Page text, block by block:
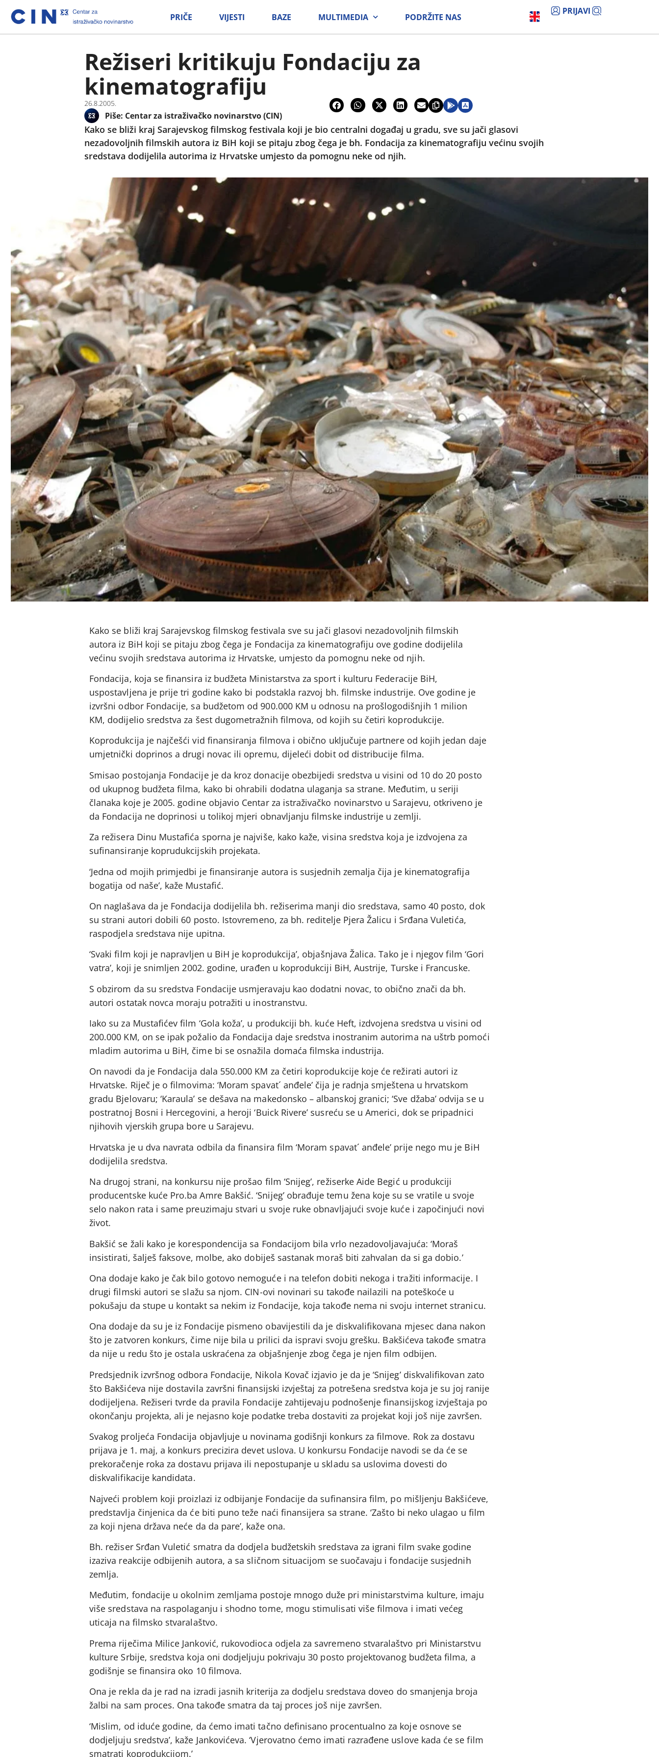
PRIČE VIJESTI BAZE MULTIMEDIA PODRŽITE NAS
PRIJAVI
Režiseri kritikuju Fondaciju za
kinematografiju
26.8.2005.
Piše: Centar za istraživačko novinarstvo (CIN)
Kako se bliži kraj Sarajevskog filmskog festivala koji je bio centralni događaj u gradu, sve su jači glasovi
nezadovoljnih filmskih autora iz BiH koji se pitaju zbog čega je bh. Fondacija za kinematografiju većinu svojih
sredstava dodijelila autorima iz Hrvatske umjesto da pomognu neke od njih.
Kako se bliži kraj Sarajevskog filmskog festivala sve su jači glasovi nezadovoljnih filmskih
autora iz BiH koji se pitaju zbog čega je Fondacija za kinematografiju ove godine dodijelila
većinu svojih sredstava autorima iz Hrvatske, umjesto da pomognu neke od njih.
Fondacija, koja se finansira iz budžeta Ministarstva za sport i kulturu Federacije BiH,
uspostavljena je prije tri godine kako bi podstakla razvoj bh. filmske industrije. Ove godine je
izvršni odbor Fondacije, sa budžetom od 900.000 KM u odnosu na prošlogodišnjih 1 milion
KM, dodijelio sredstva za šest dugometražnih filmova, od kojih su četiri koprodukcije.
Koprodukcija je najčešći vid finansiranja filmova i obično uključuje partnere od kojih jedan daje
umjetnički doprinos a drugi novac ili opremu, dijeleći dobit od distribucije filma.
Smisao postojanja Fondacije je da kroz donacije obezbijedi sredstva u visini od 10 do 20 posto
od ukupnog budžeta filma, kako bi ohrabili dodatna ulaganja sa strane. Međutim, u seriji
članaka koje je 2005. godine objavio Centar za istraživačko novinarstvo u Sarajevu, otkriveno je
da Fondacija ne doprinosi u tolikoj mjeri obnavljanju filmske industrije u zemlji.
Za režisera Dinu Mustafića sporna je najviše, kako kaže, visina sredstva koja je izdvojena za
sufinansiranje koprudukcijskih projekata.
‘Jedna od mojih primjedbi je finansiranje autora is susjednih zemalja čija je kinematografija
bogatija od naše’, kaže Mustafić.
On naglašava da je Fondacija dodijelila bh. režiserima manji dio sredstava, samo 40 posto, dok
su strani autori dobili 60 posto. Istovremeno, za bh. reditelje Pjera Žalicu i Srđana Vuletića,
raspodjela sredstava nije upitna.
‘Svaki film koji je napravljen u BiH je koprodukcija’, objašnjava Žalica. Tako je i njegov film ‘Gori
vatra’, koji je snimljen 2002. godine, urađen u koprodukciji BiH, Austrije, Turske i Francuske.
S obzirom da su sredstva Fondacije usmjeravaju kao dodatni novac, to obično znači da bh.
autori ostatak novca moraju potražiti u inostranstvu.
Iako su za Mustafićev film ‘Gola koža’, u produkciji bh. kuće Heft, izdvojena sredstva u visini od
200.000 KM, on se ipak požalio da Fondacija daje sredstva inostranim autorima na uštrb pomoći
mladim autorima u BiH, čime bi se osnažila domaća filmska industrija.
On navodi da je Fondacija dala 550.000 KM za četiri koprodukcije koje će režirati autori iz
Hrvatske. Riječ je o filmovima: ‘Moram spavat´ anđele’ čija je radnja smještena u hrvatskom
gradu Bjelovaru; ‘Karaula’ se dešava na makedonsko – albanskoj granici; ‘Sve džaba’ odvija se u
postratnoj Bosni i Hercegovini, a heroji ‘Buick Rivere’ susreću se u Americi, dok se pripadnici
njihovih vjerskih grupa bore u Sarajevu.
Hrvatska je u dva navrata odbila da finansira film ‘Moram spavat´ anđele’ prije nego mu je BiH
dodijelila sredstva.
Na drugoj strani, na konkursu nije prošao film ‘Snijeg’, režiserke Aide Begić u produkciji
producentske kuće Pro.ba Amre Bakšić. ‘Snijeg’ obrađuje temu žena koje su se vratile u svoje
selo nakon rata i same preuzimaju stvari u svoje ruke obnavljajući svoje kuće i započinjući novi
život.
Bakšić se žali kako je korespondencija sa Fondacijom bila vrlo nezadovoljavajuća: ‘Moraš
insistirati, šalješ faksove, molbe, ako dobiješ sastanak moraš biti zahvalan da si ga dobio.’
Ona dodaje kako je čak bilo gotovo nemoguće i na telefon dobiti nekoga i tražiti informacije. I
drugi filmski autori se slažu sa njom. CIN-ovi novinari su takođe nailazili na poteškoće u
pokušaju da stupe u kontakt sa nekim iz Fondacije, koja takođe nema ni svoju internet stranicu.
Ona dodaje da su je iz Fondacije pismeno obavijestili da je diskvalifikovana mjesec dana nakon
što je zatvoren konkurs, čime nije bila u prilici da ispravi svoju grešku. Bakšićeva takođe smatra
da nije u redu što je ostala uskraćena za objašnjenje zbog čega je njen film odbijen.
Predsjednik izvršnog odbora Fondacije, Nikola Kovač izjavio je da je ‘Snijeg’ diskvalifikovan zato
što Bakšićeva nije dostavila završni finansijski izvještaj za potrešena sredstva koja je su joj ranije
dodijeljena. Režiseri tvrde da pravila Fondacije zahtijevaju podnošenje finansijskog izvještaja po
okončanju projekta, ali je nejasno koje podatke treba dostaviti za projekat koji još nije završen.
Svakog proljeća Fondacija objavljuje u novinama godišnji konkurs za filmove. Rok za dostavu
prijava je 1. maj, a konkurs precizira devet uslova. U konkursu Fondacije navodi se da će se
prekoračenje roka za dostavu prijava ili nepostupanje u skladu sa uslovima dovesti do
diskvalifikacije kandidata.
Najveći problem koji proizlazi iz odbijanje Fondacije da sufinansira film, po mišljenju Bakšićeve,
predstavlja činjenica da će biti puno teže naći finansijera sa strane. ‘Zašto bi neko ulagao u film
za koji njena država neće da da pare’, kaže ona.
Bh. režiser Srđan Vuletić smatra da dodjela budžetskih sredstava za igrani film svake godine
izaziva reakcije odbijenih autora, a sa sličnom situacijom se suočavaju i fondacije susjednih
zemlja.
Međutim, fondacije u okolnim zemljama postoje mnogo duže pri ministarstvima kulture, imaju
više sredstava na raspolaganju i shodno tome, mogu stimulisati više filmova i imati većeg
uticaja na filmsko stvaralaštvo.
Prema riječima Milice Janković, rukovodioca odjela za savremeno stvaralaštvo pri Ministarstvu
kulture Srbije, sredstva koja oni dodjeljuju pokrivaju 30 posto projektovanog budžeta filma, a
godišnje se finansira oko 10 filmova.
Ona je rekla da je rad na izradi jasnih kriterija za dodjelu sredstava doveo do smanjenja broja
žalbi na sam proces. Ona takođe smatra da taj proces još nije završen.
‘Mislim, od iduće godine, da ćemo imati tačno definisano procentualno za koje osnove se
dodjeljuju sredstva’, kaže Jankovićeva. ‘Vjerovatno ćemo imati razrađene uslove kada će se film
smatrati koprodukcijom.’